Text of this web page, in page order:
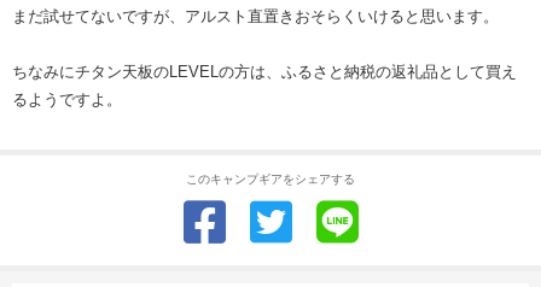
まだ試せてないですが、アルスト直置きおそらくいけると思います。
ちなみにチタン天板のLEVELの方は、ふるさと納税の返礼品として買え
るようですよ。
このキャンプギアをシェアする